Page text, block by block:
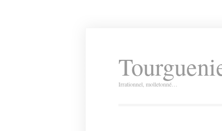
Irrationnel, molletonné…